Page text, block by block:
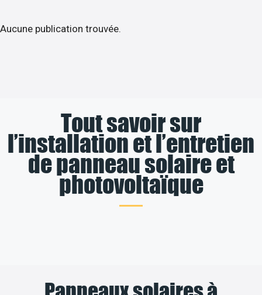
Aucune publication trouvée.
Tout savoir sur
l’installation et l’entretien
de panneau solaire et
photovoltaïque